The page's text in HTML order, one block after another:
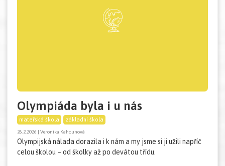
Olympiáda byla i u nás
mateřská škola základní škola
26.2.2026 | Veronika Kahounová
Olympijská nálada dorazila i k nám a my jsme si ji užili napříč
celou školou – od školky až po devátou třídu.